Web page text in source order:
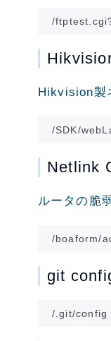
Hikvision製
Netlink
ルータの脆
git